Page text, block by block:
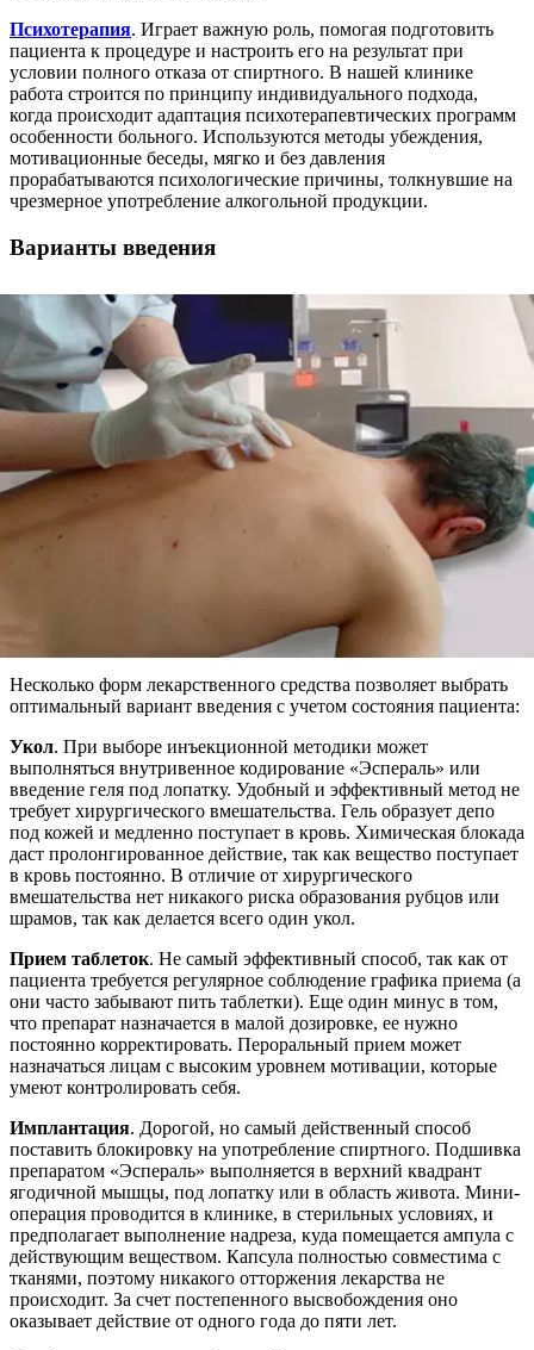
Психотерапия. Играет важную роль, помогая подготовить
пациента к процедуре и настроить его на результат при
условии полного отказа от спиртного. В нашей клинике
работа строится по принципу индивидуального подхода,
когда происходит адаптация психотерапевтических программ
особенности больного. Используются методы убеждения,
мотивационные беседы, мягко и без давления
прорабатываются психологические причины, толкнувшие на
чрезмерное употребление алкогольной продукции.
Варианты введения
Несколько форм лекарственного средства позволяет выбрать
оптимальный вариант введения с учетом состояния пациента:
Укол. При выборе инъекционной методики может
выполняться внутривенное кодирование «Эспераль» или
введение геля под лопатку. Удобный и эффективный метод не
требует хирургического вмешательства. Гель образует депо
под кожей и медленно поступает в кровь. Химическая блокада
даст пролонгированное действие, так как вещество поступает
в кровь постоянно. В отличие от хирургического
вмешательства нет никакого риска образования рубцов или
шрамов, так как делается всего один укол.
Прием таблеток. Не самый эффективный способ, так как от
пациента требуется регулярное соблюдение графика приема (а
они часто забывают пить таблетки). Еще один минус в том,
что препарат назначается в малой дозировке, ее нужно
постоянно корректировать. Пероральный прием может
назначаться лицам с высоким уровнем мотивации, которые
умеют контролировать себя.
Имплантация. Дорогой, но самый действенный способ
поставить блокировку на употребление спиртного. Подшивка
препаратом «Эспераль» выполняется в верхний квадрант
ягодичной мышцы, под лопатку или в область живота. Мини-
операция проводится в клинике, в стерильных условиях, и
предполагает выполнение надреза, куда помещается ампула с
действующим веществом. Капсула полностью совместима с
тканями, поэтому никакого отторжения лекарства не
происходит. За счет постепенного высвобождения оно
оказывает действие от одного года до пяти лет.